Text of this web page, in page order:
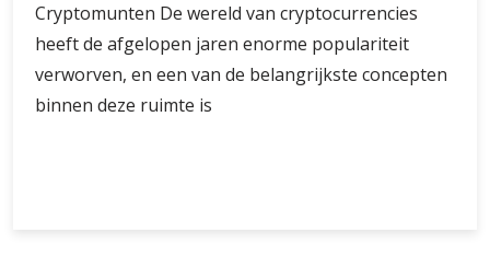
Cryptomunten De wereld van cryptocurrencies
heeft de afgelopen jaren enorme populariteit
verworven, en een van de belangrijkste concepten
binnen deze ruimte is